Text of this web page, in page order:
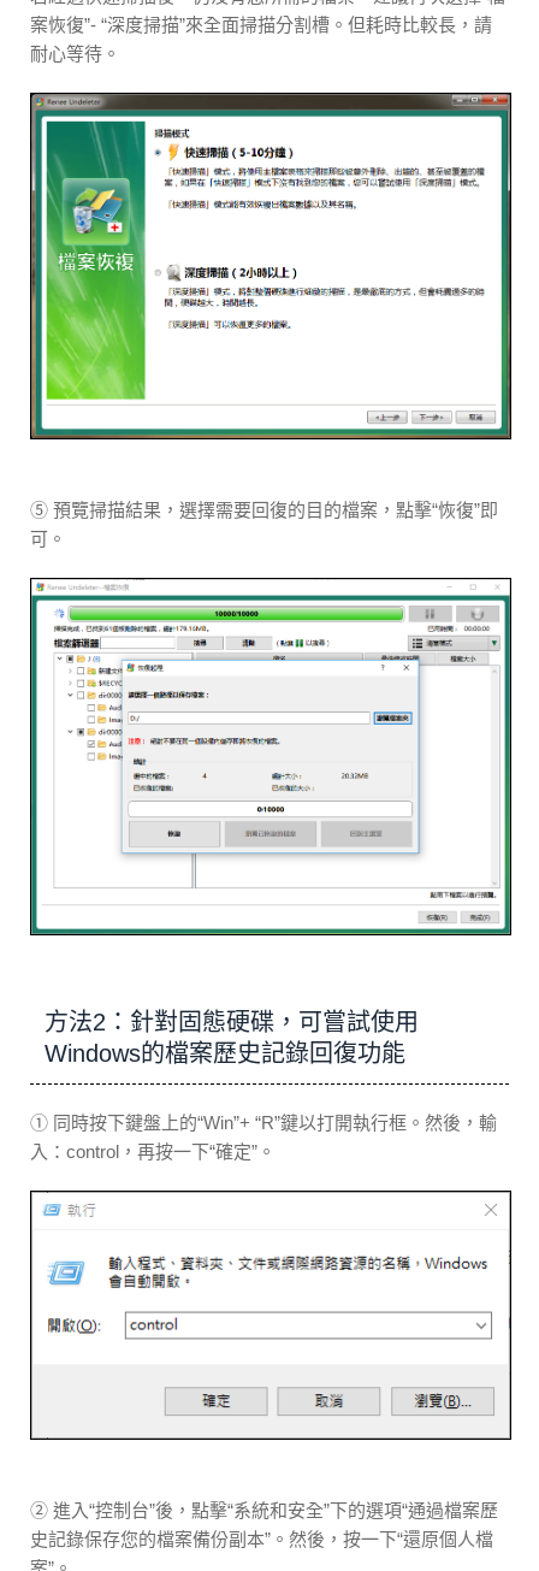
案恢復”- “深度掃描”來全面掃描分割槽。但耗時比較長，請
耐心等待。
⑤ 預覽掃描結果，選擇需要回復的目的檔案，點擊“恢復”即
可。
方法2：針對固態硬碟，可嘗試使用
Windows的檔案歷史記錄回復功能
① 同時按下鍵盤上的“Win”+ “R”鍵以打開執行框。然後，輸
入：control，再按一下“確定”。
② 進入“控制台”後，點擊“系統和安全”下的選項“通過檔案歷
史記錄保存您的檔案備份副本”。然後，按一下“還原個人檔